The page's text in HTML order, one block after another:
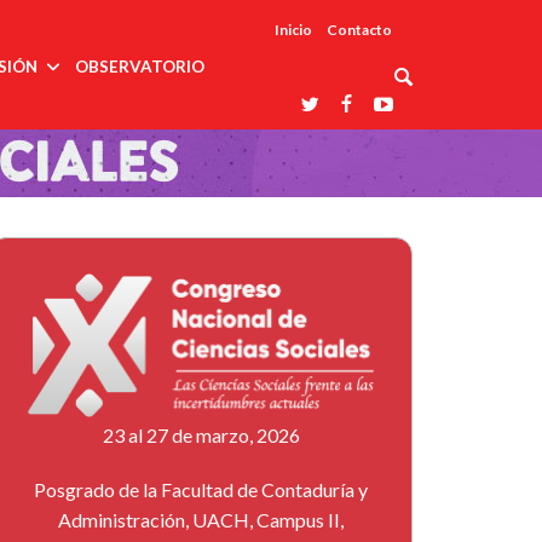
Inicio Contacto
ciencias
pública
social
Asociaciones
profesionales
temáticas
Laboratorios
nacionales
Entidades
afines
De México
En Su 475
Aniversario
OBSERVATORIO
23 al 27 de marzo, 2026
Posgrado de la Facultad de Contaduría y
Administración, UACH, Campus II,